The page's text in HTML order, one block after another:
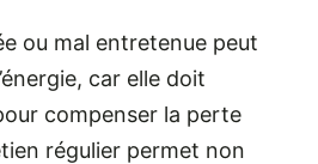
ou mal entretenue peut
car elle doit
compenser la perte
régulier permet non